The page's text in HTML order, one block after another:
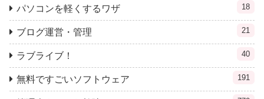
パソコンを軽くするワザ 18
ブログ運営・管理 21
ラブライブ！ 40
無料ですごいソフトウェア 191